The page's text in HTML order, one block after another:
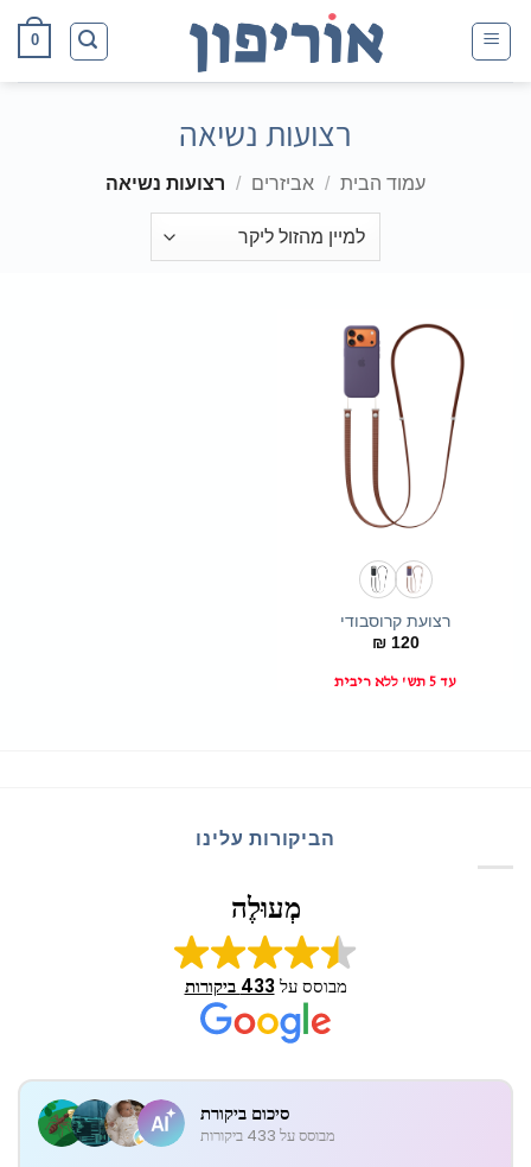
0
רצועות נשיאה
עמוד הבית / אביזרים / רצועות נשיאה
רצועת קרוסבודי
₪120
עד 5 תש' ללא ריבית
הביקורות עלינו
מְעוּלֶה
מבוסס על433 ביקורות
סיכום ביקורת
מבוסס על 433 ביקורות